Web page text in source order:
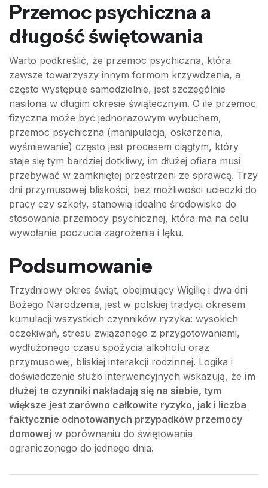
Przemoc psychiczna a
długość świętowania
Warto podkreślić, że przemoc psychiczna, która
zawsze towarzyszy innym formom krzywdzenia, a
często występuje samodzielnie, jest szczególnie
nasilona w długim okresie świątecznym. O ile przemoc
fizyczna może być jednorazowym wybuchem,
przemoc psychiczna (manipulacja, oskarżenia,
wyśmiewanie) często jest procesem ciągłym, który
staje się tym bardziej dotkliwy, im dłużej ofiara musi
przebywać w zamkniętej przestrzeni ze sprawcą. Trzy
dni przymusowej bliskości, bez możliwości ucieczki do
pracy czy szkoły, stanowią idealne środowisko do
stosowania przemocy psychicznej, która ma na celu
wywołanie poczucia zagrożenia i lęku.
Podsumowanie
Trzydniowy okres świąt, obejmujący Wigilię i dwa dni
Bożego Narodzenia, jest w polskiej tradycji okresem
kumulacji wszystkich czynników ryzyka: wysokich
oczekiwań, stresu związanego z przygotowaniami,
wydłużonego czasu spożycia alkoholu oraz
przymusowej, bliskiej interakcji rodzinnej. Logika i
doświadczenie służb interwencyjnych wskazują, że im
dłużej te czynniki nakładają się na siebie, tym
większe jest zarówno całkowite ryzyko, jak i liczba
faktycznie odnotowanych przypadków przemocy
domowej w porównaniu do świętowania
ograniczonego do jednego dnia.